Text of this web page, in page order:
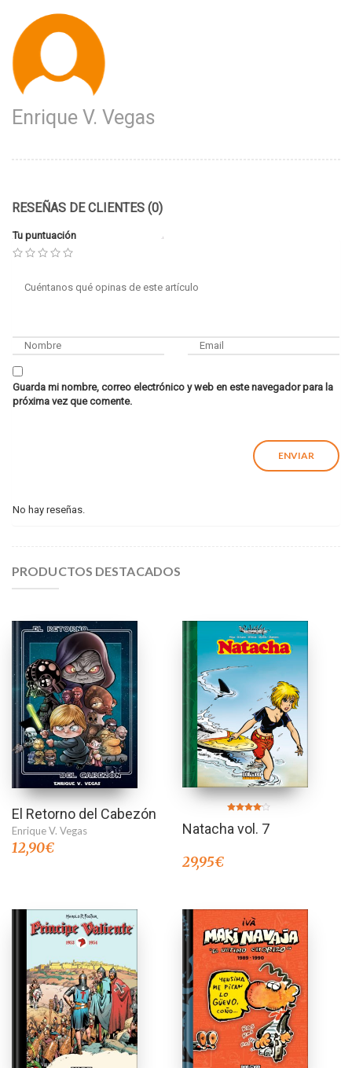
Enrique V. Vegas
RESEÑAS DE CLIENTES (0)
Tu puntuación
Guarda mi nombre, correo electrónico y web en este navegador para la
próxima vez que comente.
No hay reseñas.
PRODUCTOS DESTACADOS
El Retorno del Cabezón
Enrique V. Vegas
12,90€
en
4.00
Natacha vol. 7
29,95€